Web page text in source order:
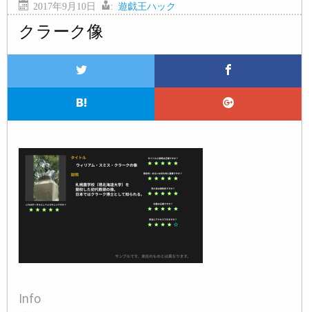
2017年9月10日 : 遊戯王ハック
クラーク像
Info